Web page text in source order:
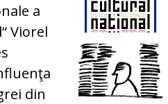
a
Viorel
din